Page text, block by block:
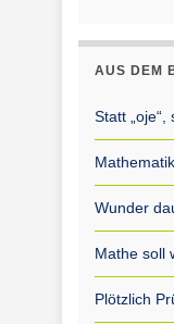
AUS DEM
Statt „oje“,
Wunder
Mathe soll
Plötzlich